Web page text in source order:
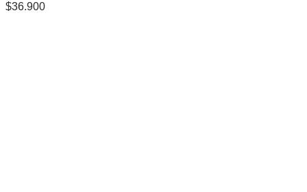
$36.900